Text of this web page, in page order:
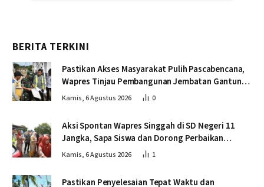
BERITA TERKINI
Pastikan Akses Masyarakat Pulih Pascabencana,
Wapres Tinjau Pembangunan Jembatan Gantung
Kendawi
Kamis, 6 Agustus 2026 0
Aksi Spontan Wapres Singgah di SD Negeri 11
Jangka, Sapa Siswa dan Dorong Perbaikan
Sekolah
Kamis, 6 Agustus 2026 1
Pastikan Penyelesaian Tepat Waktu dan